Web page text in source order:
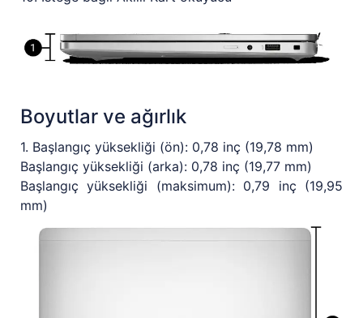
Boyutlar ve ağırlık
1. Başlangıç yüksekliği (ön): 0,78 inç (19,78 mm)
Başlangıç yüksekliği (arka): 0,78 inç (19,77 mm)
Başlangıç yüksekliği (maksimum): 0,79 inç (19,95
mm)